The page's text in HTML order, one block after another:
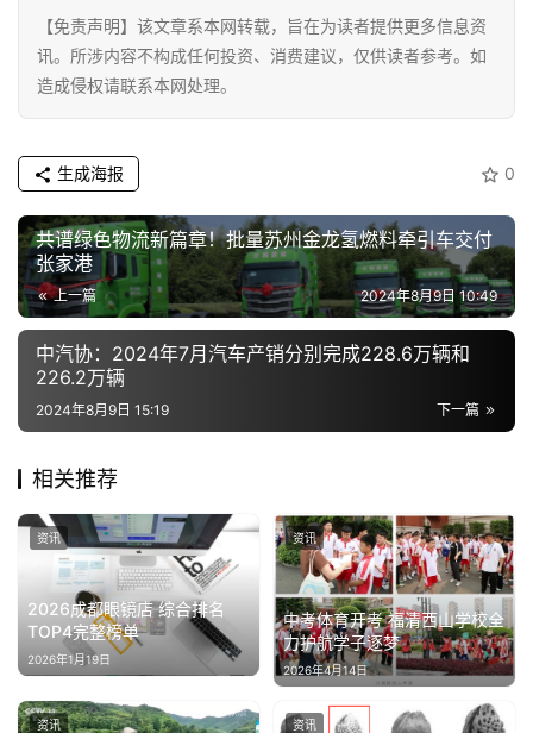
【免责声明】该文章系本网转载，旨在为读者提供更多信息资
讯。所涉内容不构成任何投资、消费建议，仅供读者参考。如
造成侵权请联系本网处理。
0
生成海报
共谱绿色物流新篇章！批量苏州金龙氢燃料牵引车交付
张家港
上一篇 2024年8月9日 10:49
中汽协：2024年7月汽车产销分别完成228.6万辆和
226.2万辆
下一篇
2024年8月9日 15:19
相关推荐
2026成都眼镜店 综合排名
TOP4完整榜单
2026年1月19日
资讯
中考体育开考 福清西山学校全
力护航学子逐梦
2026年4月14日
资讯
资讯 资讯